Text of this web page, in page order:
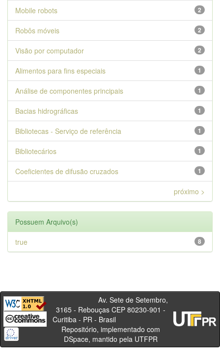
2
Mobile robots
2
Robôs móveis
2
Visão por computador
1
Alimentos para fins especiais
1
Análise de componentes principais
1
Bacias hidrográficas
1
Bibliotecas - Serviço de referência
1
Bibliotecários
1
Coeficientes de difusão cruzados
próximo >
Possuem Arquivo(s)
8
true
Av. Sete de Setembro,
3165 - Rebouças CEP 80230-901 -
Curitiba - PR - Brasil
Repositório, implementado com
DSpace, mantido pela UTFPR